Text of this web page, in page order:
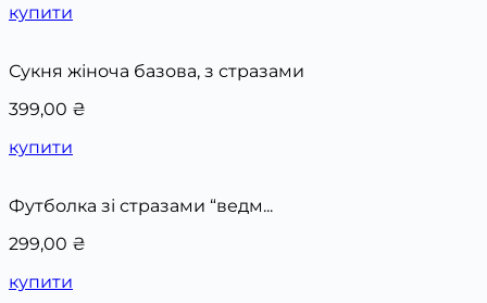
купити
Сукня жіноча базова, з стразами
399,00 ₴
купити
Футболка зі стразами “ведм...
299,00 ₴
купити